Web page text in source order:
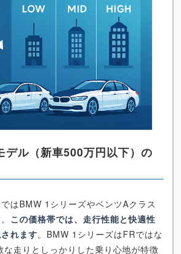
デル（新車500万円以下）の
はBMW 1シリーズやベンツAクラス
この価格帯では、走行性能と快適性
れます。BMW 1シリーズはFRではな
な走りとしっかりした乗り心地が特徴